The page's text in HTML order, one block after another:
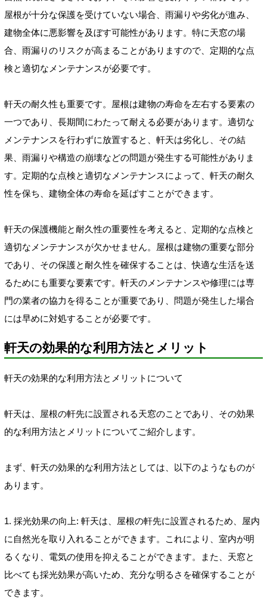
屋根が十分な保護を受けていない場合、雨漏りや劣化が進み、
建物全体に悪影響を及ぼす可能性があります。特に天窓の場
合、雨漏りのリスクが高まることがありますので、定期的な点
検と適切なメンテナンスが必要です。
軒天の耐久性も重要です。屋根は建物の寿命を左右する要素の
一つであり、長期間にわたって耐える必要があります。適切な
メンテナンスを行わずに放置すると、軒天は劣化し、その結
果、雨漏りや構造の崩壊などの問題が発生する可能性がありま
す。定期的な点検と適切なメンテナンスによって、軒天の耐久
性を保ち、建物全体の寿命を延ばすことができます。
軒天の保護機能と耐久性の重要性を考えると、定期的な点検と
適切なメンテナンスが欠かせません。屋根は建物の重要な部分
であり、その保護と耐久性を確保することは、快適な生活を送
るためにも重要な要素です。軒天のメンテナンスや修理には専
門の業者の協力を得ることが重要であり、問題が発生した場合
には早めに対処することが必要です。
軒天の効果的な利用方法とメリット
軒天の効果的な利用方法とメリットについて
軒天は、屋根の軒先に設置される天窓のことであり、その効果
的な利用方法とメリットについてご紹介します。
まず、軒天の効果的な利用方法としては、以下のようなものが
あります。
1. 採光効果の向上: 軒天は、屋根の軒先に設置されるため、屋内
に自然光を取り入れることができます。これにより、室内が明
るくなり、電気の使用を抑えることができます。また、天窓と
比べても採光効果が高いため、充分な明るさを確保することが
できます。